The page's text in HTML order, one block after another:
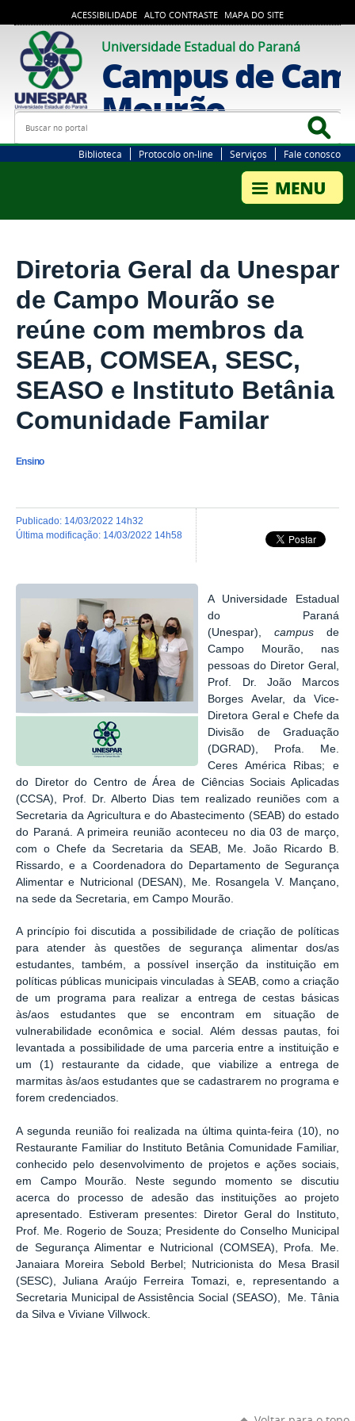
ACESSIBILIDADE ALTO CONTRASTE MAPA DO SITE
Universidade Estadual do Paraná
Campus de
Mourão
Busca
Biblioteca Protocolo on-line Serviços Fale conosco
Diretoria Geral da Unespar
de Campo Mourão se
reúne com membros da
SEAB, COMSEA, SESC,
SEASO e Instituto Betânia
Comunidade Familar
Ensino
publicado: 14/03/2022 14h32
última modificação: 14/03/2022 14h58
A Universidade Estadual
do Paraná
(Unespar),campus de
Campo Mourão, nas
pessoas do Diretor Geral,
Prof. Dr. João Marcos
Borges Avelar, da Vice-
Diretora Geral e Chefe da
Divisão de Graduação
(DGRAD), Profa. Me.
Ceres América Ribas; e
do Diretor do Centro de Área de Ciências Sociais Aplicadas
(CCSA), Prof. Dr. Alberto Dias tem realizado reuniões com a
Secretaria da Agricultura e do Abastecimento (SEAB) do estado
do Paraná. A primeira reunião aconteceu no dia 03 de março,
com o Chefe da Secretaria da SEAB, Me. João Ricardo B.
Rissardo, e a Coordenadora do Departamento de Segurança
Alimentar e Nutricional (DESAN), Me. Rosangela V. Mançano,
na sede da Secretaria, em Campo Mourão.
A princípio foi discutida a possibilidade de criação de políticas
para atender às questões de segurança alimentar dos/as
estudantes, também, a possível inserção da instituição em
políticas públicas municipais vinculadas à SEAB, como a criação
de um programa para realizar a entrega de cestas básicas
às/aos estudantes que se encontram em situação de
vulnerabilidade econômica e social. Além dessas pautas, foi
levantada a possibilidade de uma parceria entre a instituição e
um (1) restaurante da cidade, que viabilize a entrega de
marmitas às/aos estudantes que se cadastrarem no programa e
forem credenciados.
A segunda reunião foi realizada na última quinta-feira (10), no
Restaurante Familiar do Instituto Betânia Comunidade Familiar,
conhecido pelo desenvolvimento de projetos e ações sociais,
em Campo Mourão.
Neste segundo momento se discutiu
acerca do processo de adesão das instituições ao projeto
apresentado.
Estiveram presentes: Diretor Geral do Instituto,
Prof. Me. Rogerio de Souza; Presidente do Conselho Municipal
de Segurança Alimentar e Nutricional (COMSEA), Profa. Me.
Janaiara Moreira Sebold Berbel; Nutricionista do Mesa Brasil
(SESC), Juliana Araújo Ferreira Tomazi, e, representando a
Secretaria Municipal de Assistência Social (SEASO), Me. Tânia
da Silva e Viviane Villwock.